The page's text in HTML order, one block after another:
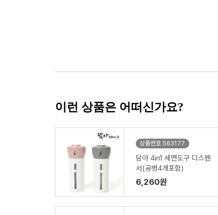
이런 상품은 어떠신가요?
상품번호 563177
담아 4in1 세면도구 디스펜
서(공병4개포함)
6,260원